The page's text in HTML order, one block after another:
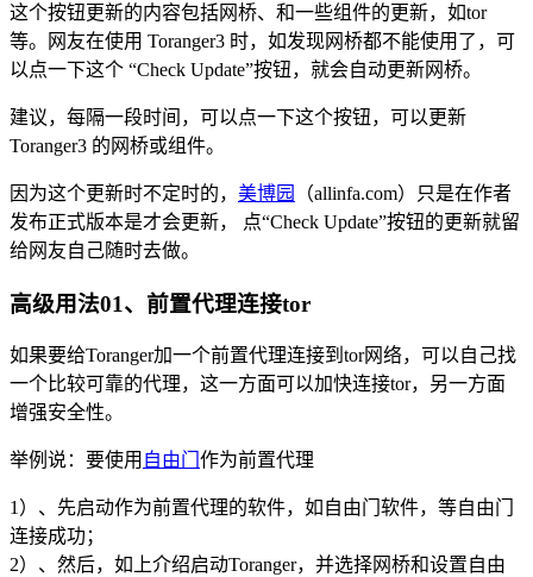
这个按钮更新的内容包括网桥、和一些组件的更新，如tor
等。网友在使用 Toranger3 时，如发现网桥都不能使用了，可
以点一下这个 “Check Update”按钮，就会自动更新网桥。
建议，每隔一段时间，可以点一下这个按钮，可以更新
Toranger3 的网桥或组件。
因为这个更新时不定时的， 美博园
（allinfa.com）只是在作者
发布正式版本是才会更新， 点“Check Update”按钮的更新就留
给网友自己随时去做。
高级用法01、前置代理连接tor
如果要给Toranger加一个前置代理连接到tor网络，可以自己找
一个比较可靠的代理，这一方面可以加快连接tor，另一方面
增强安全性。
举例说：要使用 自由门 作为前置代理
1）、先启动作为前置代理的软件，如自由门软件，等自由门
连接成功；
2）、然后，如上介绍启动Toranger，并选择网桥和设置自由